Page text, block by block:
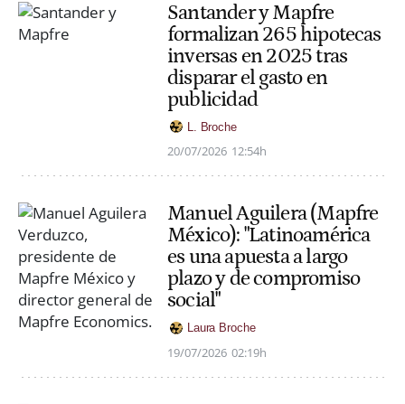
Santander y Mapfre
formalizan 265 hipotecas
inversas en 2025 tras
disparar el gasto en
publicidad
L. Broche
20/07/2026 12:54h
Manuel Aguilera (Mapfre
México): "Latinoamérica
es una apuesta a largo
plazo y de compromiso
social"
Laura Broche
19/07/2026 02:19h